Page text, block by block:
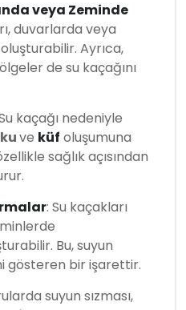
veya Zeminde
duvarlarda veya
Ayrıca,
de su kaçağını
kaçağı nedeniyle
ve küf oluşumuna
sağlık açısından
: Su kaçakları
Bu, suyun
gösteren bir işarettir.
suyun sızması,